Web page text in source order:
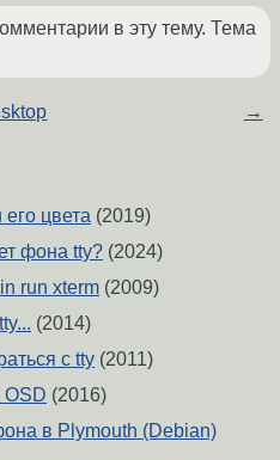
в эту тему. Тема
→
цвета (2019)
фона tty? (2024)
run xterm (2009)
(2014)
с tty (2011)
OSD (2016)
в Plymouth (Debian)